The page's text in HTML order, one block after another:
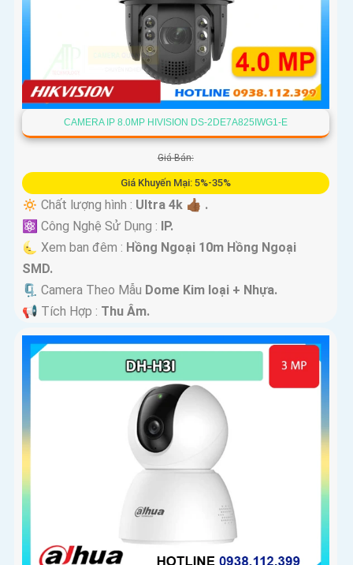
CAMERA IP 8.0MP HIVISION DS-2DE7A825IWG1-E
Giá Bán:
Giá Khuyến Mại: 5%-35%
🔅 Chất lượng hình : Ultra 4k 👍🏾 .
⚛️ Công Nghệ Sử Dụng : IP.
🌜 Xem ban đêm : Hồng Ngoại 10m Hồng Ngoại
SMD.
🗜️ Camera Theo Mẫu Dome Kim loại + Nhựa.
️📢 Tích Hợp : Thu Âm.